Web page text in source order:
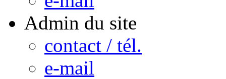
Admin du site
contact / tél.
e-mail